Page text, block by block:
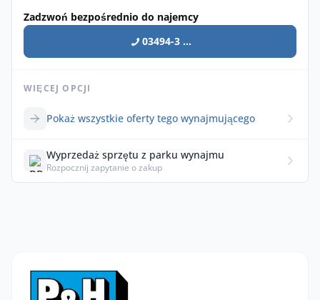
Zadzwoń bezpośrednio do najemcy
03494-3 ...
WIĘCEJ OPCJI
Pokaż wszystkie oferty tego wynajmującego
Wyprzedaż sprzętu z parku wynajmu
Rozpocznij zapytanie o zakup